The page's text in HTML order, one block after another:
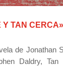
Y TAN CERCA»
de Jonathan
Daldry,